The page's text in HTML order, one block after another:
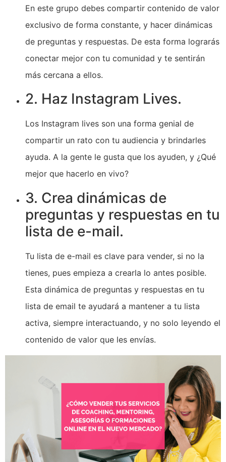
En este grupo debes compartir contenido de valor
exclusivo de forma constante, y hacer dinámicas
de preguntas y respuestas. De esta forma lograrás
conectar mejor con tu comunidad y te sentirán
más cercana a ellos.
2. Haz Instagram Lives.
Los Instagram lives son una forma genial de
compartir un rato con tu audiencia y brindarles
ayuda. A la gente le gusta que los ayuden, y ¿Qué
mejor que hacerlo en vivo?
3. Crea dinámicas de
preguntas y respuestas en tu
lista de e-mail.
Tu lista de e-mail es clave para vender, si no la
tienes, pues empieza a crearla lo antes posible.
Esta dinámica de preguntas y respuestas en tu
lista de email te ayudará a mantener a tu lista
activa, siempre interactuando, y no solo leyendo el
contenido de valor que les envías.